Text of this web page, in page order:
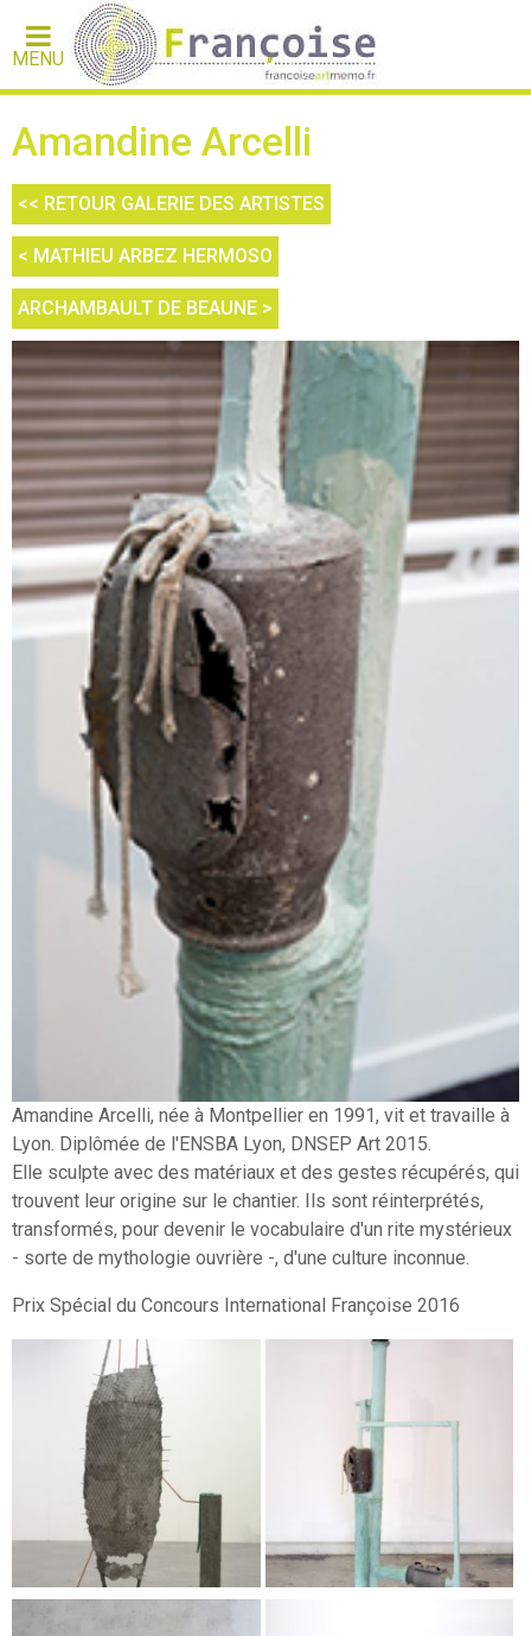
MENU
Amandine Arcelli
<< RETOUR GALERIE DES ARTISTES
< MATHIEU ARBEZ HERMOSO
ARCHAMBAULT DE BEAUNE >
Amandine Arcelli, née à Montpellier en 1991, vit et travaille à
Lyon. Diplômée de l'ENSBA Lyon, DNSEP Art 2015.
Elle sculpte avec des matériaux et des gestes récupérés, qui
trouvent leur origine sur le chantier. Ils sont réinterprétés,
transformés, pour devenir le vocabulaire d'un rite mystérieux
- sorte de mythologie ouvrière -, d'une culture inconnue.
Prix Spécial du Concours International Françoise 2016